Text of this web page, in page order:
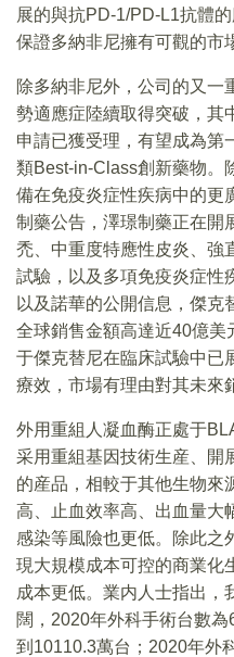
展的與抗PD-1/PD-L1抗體
保證多納非尼擁有可觀的市
除多納非尼外，公司的又一
勢適應症陸續取得突破，其
申請已獲受理，有望成為第
類Best-in-Class創新藥物。
備在免疫炎症性疾病中的更
制藥公告，澤璟制藥正在開
禿、中重度特應性皮炎、強
試驗，以及多項免疫炎症性
以及諾華的公開信息，傑克
全球銷售金額高達近40億美
于傑克替尼在臨床試驗中已
療效，市場有理由對其未來
外用重組人凝血酶正處于
采用重組基因技術生産、開
的産品，相較于其他生物來
高、止血效率高、出血量大
感染等風險也更低。除此之
現大規模成本可控的商業化
成本更低。業内人士指出，
闊，2020年外科手術台數
到10110.3萬台；2020年外